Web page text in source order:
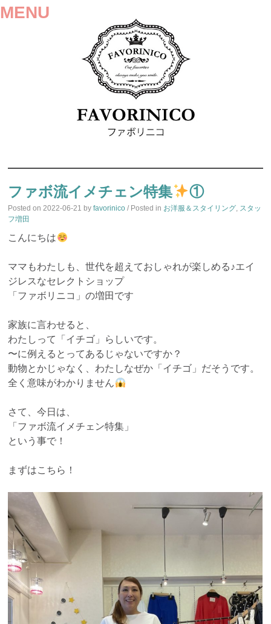
MENU
TO
CONTENT
ファボ流イメチェン特集 ①
Posted on2022-06-21 byfavorinico / Posted in お洋服＆スタイリング, スタッ
フ増田
こんにちは
ママもわたしも、世代を超えておしゃれが楽しめる♪エイ
ジレスなセレクトショップ
「ファボリニコ」の増田です
家族に言わせると、
わたしって「イチゴ」らしいです。
〜に例えるとってあるじゃないですか？
動物とかじゃなく、わたしなぜか「イチゴ」だそうです。
全く意味がわかりません
さて、今日は、
「ファボ流イメチェン特集」
という事で！
まずはこちら！